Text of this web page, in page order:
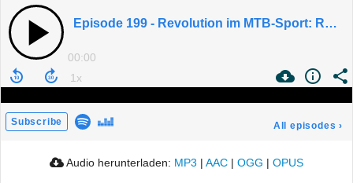
Episode 199 - Revolution im MTB-Sport: Radial-Technologie und der neue Albert MTB Reifen/ Product Manager Carl Kämper
00:00
Subscribe All episodes ›
Audio herunterladen: MP3 | AAC | OGG | OPUS